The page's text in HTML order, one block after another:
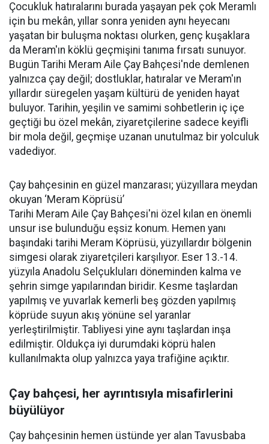
Çocukluk hatıralarını burada yaşayan pek çok Meramlı
için bu mekân, yıllar sonra yeniden aynı heyecanı
yaşatan bir buluşma noktası olurken, genç kuşaklara
da Meram'ın köklü geçmişini tanıma fırsatı sunuyor.
Bugün Tarihi Meram Aile Çay Bahçesi'nde demlenen
yalnızca çay değil; dostluklar, hatıralar ve Meram'ın
yıllardır süregelen yaşam kültürü de yeniden hayat
buluyor. Tarihin, yeşilin ve samimi sohbetlerin iç içe
geçtiği bu özel mekân, ziyaretçilerine sadece keyifli
bir mola değil, geçmişe uzanan unutulmaz bir yolculuk
vadediyor.
Çay bahçesinin en güzel manzarası; yüzyıllara meydan
okuyan ‘Meram Köprüsü’
Tarihi Meram Aile Çay Bahçesi'ni özel kılan en önemli
unsur ise bulunduğu eşsiz konum. Hemen yanı
başındaki tarihi Meram Köprüsü, yüzyıllardır bölgenin
simgesi olarak ziyaretçileri karşılıyor. Eser 13.-14.
yüzyıla Anadolu Selçukluları döneminden kalma ve
şehrin simge yapılarından biridir. Kesme taşlardan
yapılmış ve yuvarlak kemerli beş gözden yapılmış
köprüde suyun akış yönüne sel yaranlar
yerleştirilmiştir. Tabliyesi yine aynı taşlardan inşa
edilmiştir. Oldukça iyi durumdaki köprü halen
kullanılmakta olup yalnızca yaya trafiğine açıktır.
Çay bahçesi, her ayrıntısıyla misafirlerini
büyülüyor
Çay bahçesinin hemen üstünde yer alan Tavusbaba